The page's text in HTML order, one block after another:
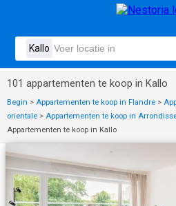
101 appartementen te koop in Kallo
Begin > Appartementen te koop in Flandre >
orientale > Appartementen te koop in
Appartementen te koop in Kallo